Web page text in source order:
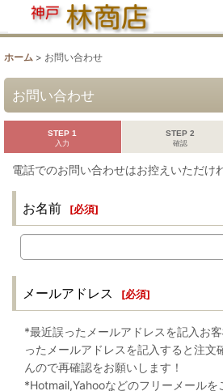
ホーム > お問い合わせ
お問い合わせ
STEP 1
入力
STEP 2
確認
電話でのお問い合わせはお控えいただけ
お名前 [必須]
メールアドレス [必須]
*最近誤ったメールアドレスを記入お
ったメールアドレスを記入すると注文
んので再確認をお願いします！
*Hotmail,Yahooなどのフリーメールを